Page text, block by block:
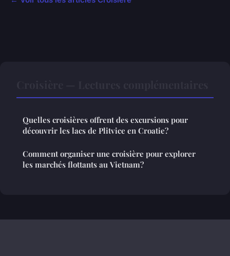
Quelles croisières offrent des excursions pour
découvrir les lacs de Plitvice en Croatie?
Comment organiser une croisière pour explorer
les marchés flottants au Vietnam?